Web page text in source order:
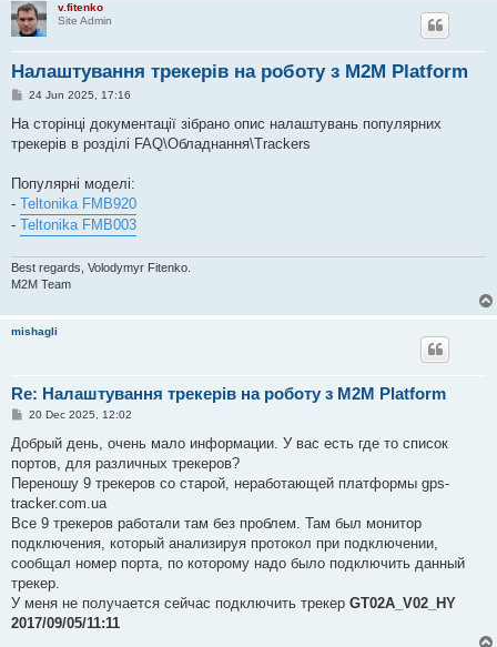
v.fitenko
Site Admin
Налаштування трекерів на роботу з M2M Platform
P
s
24 Jun 2025, 17:16
На сторінці документації зібрано опис налаштувань популярних
трекерів в розділі FAQ\Обладнання\Trackers
Популярні моделі:
- Teltonika FMB920
- Teltonika FMB003
Best regards, Volodymyr Fitenko.
M2M Team
mishagli
Re: Налаштування трекерів на роботу з M2M Platform
P
s
20 Dec 2025, 12:02
Добрый день, очень мало информации. У вас есть где то список
портов, для различных трекеров?
Переношу 9 трекеров со старой, неработающей платформы gps-
tracker.com.ua
Все 9 трекеров работали там без проблем. Там был монитор
подключения, который анализируя протокол при подключении,
сообщал номер порта, по которому надо было подключить данный
трекер.
У меня не получается сейчас подключить трекер GT02A_V02_HY
2017/09/05/11:11